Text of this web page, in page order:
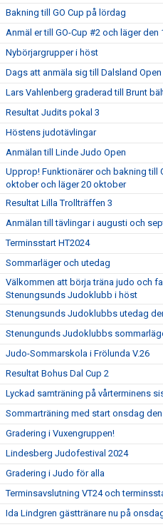
Bakning till GO Cup på lördag
Anmäl er till GO-Cup #2 och läger den
Nybörjargrupper i höst
Dags att anmäla sig till Dalsland Open
Lars Vahlenberg graderad till Brunt
Resultat Judits pokal 3
Höstens judotävlingar
Anmälan till Linde Judo Open
Upprop! Funktionärer och bakning till
oktober och läger 20 oktober
Resultat Lilla Trollträffen 3
Anmälan till tävlingar i augusti och
Terminsstart HT2024
Sommarläger och utedag
Välkommen att börja träna judo och
Stenungsunds Judoklubb i höst
Stenungsunds Judoklubbs utedag
Stenungunds Judoklubbs
Judo-Sommarskola i Frölunda V.26
Resultat Bohus Dal Cup 2
Lyckad samträning på vårterminens
Sommarträning med start onsdag den
Gradering i Vuxengruppen!
Lindesberg Judofestival 2024
Gradering i Judo för alla
Terminsavslutning VT24 och
Ida Lindgren gästtränare nu på